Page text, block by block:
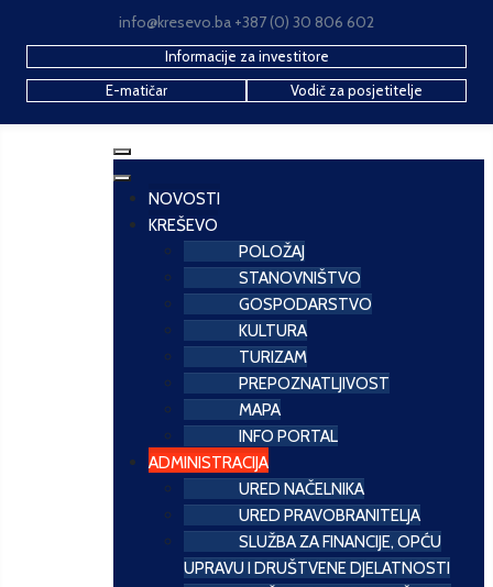
info@kresevo.ba +387 (0) 30 806 602
Informacije za investitore
E-matičar
Vodič za posjetitelje
NOVOSTI
KREŠEVO
POLOŽAJ
STANOVNIŠTVO
GOSPODARSTVO
KULTURA
TURIZAM
PREPOZNATLJIVOST
MAPA
INFO PORTAL
ADMINISTRACIJA
URED NAČELNIKA
URED PRAVOBRANITELJA
SLUŽBA ZA FINANCIJE, OPĆU
UPRAVU I DRUŠTVENE DJELATNOSTI